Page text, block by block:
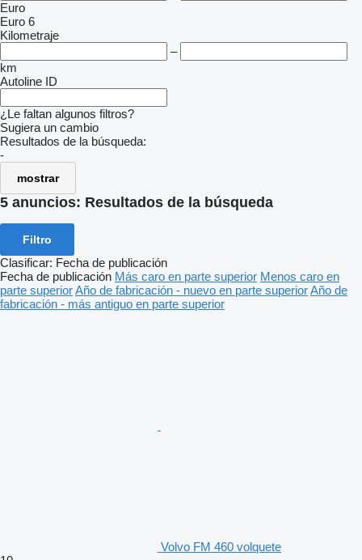
Euro
Euro 6
Kilometraje
–
km
Autoline ID
¿Le faltan algunos filtros?
Sugiera un cambio
Resultados de la búsqueda:
-
mostrar
5 anuncios: Resultados de la búsqueda
Filtro
Clasificar: Fecha de publicación
Fecha de publicación Más caro en parte superior Menos caro en
parte superiorAño de fabricación - nuevo en parte superiorAño de
fabricación - más antiguo en parte superior
Volvo FM 460 volquete